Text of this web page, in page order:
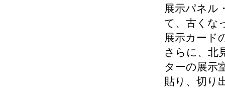
展示パネル
て、古くな
展示カード
さらに、北
ターの展示
貼り、切り